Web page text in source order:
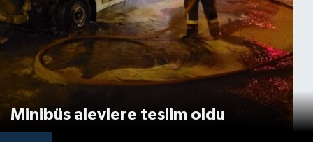
Minibüs alevlere teslim oldu